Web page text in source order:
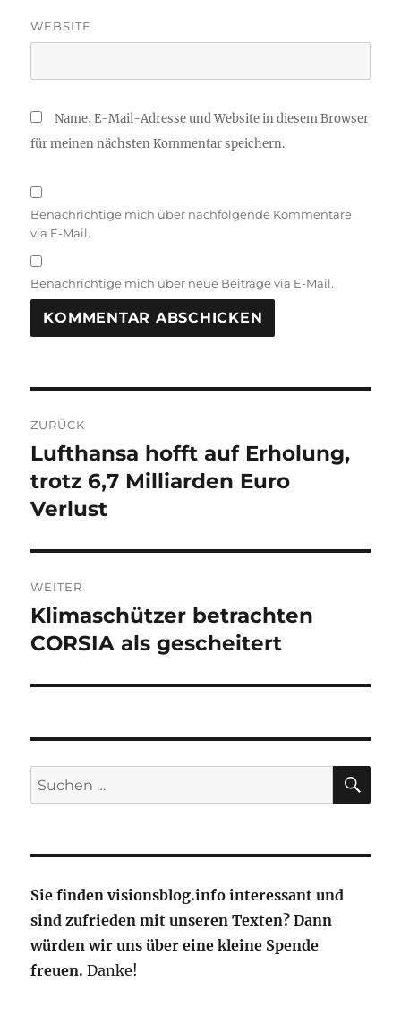
WEBSITE
Name, E-Mail-Adresse und Website in diesem Browser
für meinen nächsten Kommentar speichern.
Benachrichtige mich über nachfolgende Kommentare
via E-Mail.
Benachrichtige mich über neue Beiträge via E-Mail.
ZURÜCK
Vorheriger
Beitrag:
Lufthansa hofft auf Erholung,
trotz 6,7 Milliarden Euro
Verlust
WEITER
Nächster
Beitrag:
Klimaschützer betrachten
CORSIA als gescheitert
Suche
nach:
Sie finden visionsblog.info interessant und
sind zufrieden mit unseren Texten? Dann
würden wir uns über eine kleine Spende
freuen. Danke!